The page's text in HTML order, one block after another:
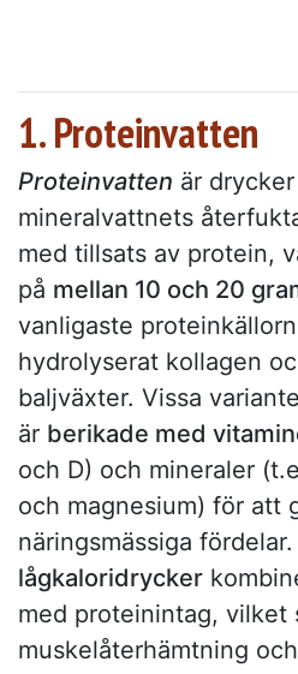
1. Proteinvatten
Proteinvatten är
mineralvattnets
med tillsats av protein,
på mellan 10 och 20
vanligaste
hydrolyserat kollagen
baljväxter. Vissa
är berikade med
och D) och mineraler
och magnesium) för att
näringsmässiga fördelar.
lågkaloridrycker
med proteinintag, vilket
muskelåterhämtning